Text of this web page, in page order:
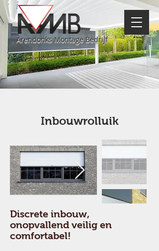
Arendonks Montage Bedrijf
Inbouwrolluik
Discrete inbouw,
onopvallend veilig en
comfortabel!